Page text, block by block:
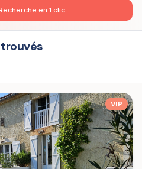
en 1 clic
VIP